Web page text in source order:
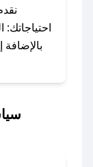
احتياجاتك: